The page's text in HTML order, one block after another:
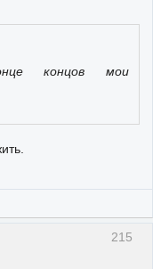
концов мои
215